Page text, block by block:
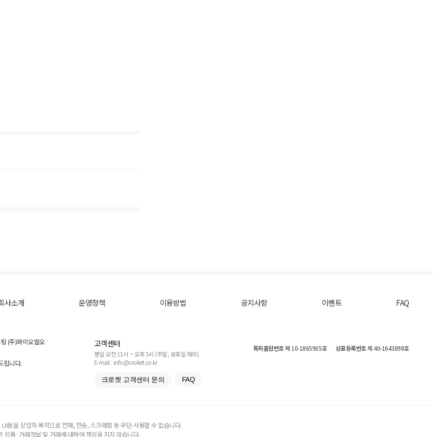
사소개 운영정책 이용방법 공지사항 이벤트 FAQ
(주)와이오엘오
립니다.
고객센터
평일 오전 11시 ~ 오후 5시 (주말, 공휴일 제외)
E-mail : info@croket.co.kr
크로켓 고객센터 문의 FAQ
특허출원번호제 10-1865905호 상표등록번호제 40-1643898호
등을 상업적 목적으로 전재, 전송, 스크래핑 등 무단 사용할 수 없습니다.
품·거래정보 및 거래에 대하여 책임을 지지 않습니다.